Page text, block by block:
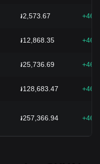
៛2,573.67
៛12,868.35
៛25,736.69
៛128,683.47
៛257,366.94